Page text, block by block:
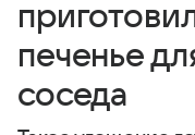
печенье
соседа